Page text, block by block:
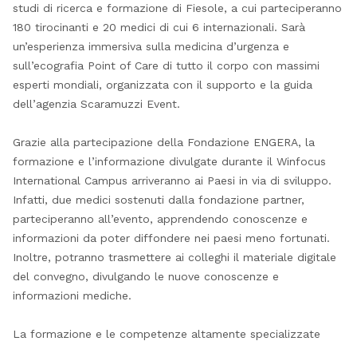
studi di ricerca e formazione di Fiesole, a cui parteciperanno
180 tirocinanti e 20 medici di cui 6 internazionali. Sarà
un’esperienza immersiva sulla medicina d’urgenza e
sull’ecografia Point of Care di tutto il corpo con massimi
esperti mondiali, organizzata con il supporto e la guida
dell’agenzia Scaramuzzi Event.
Grazie alla partecipazione della Fondazione ENGERA, la
formazione e l’informazione divulgate durante il Winfocus
International Campus arriveranno ai Paesi in via di sviluppo.
Infatti, due medici sostenuti dalla fondazione partner,
parteciperanno all’evento, apprendendo conoscenze e
informazioni da poter diffondere nei paesi meno fortunati.
Inoltre, potranno trasmettere ai colleghi il materiale digitale
del convegno, divulgando le nuove conoscenze e
informazioni mediche.
La formazione e le competenze altamente specializzate